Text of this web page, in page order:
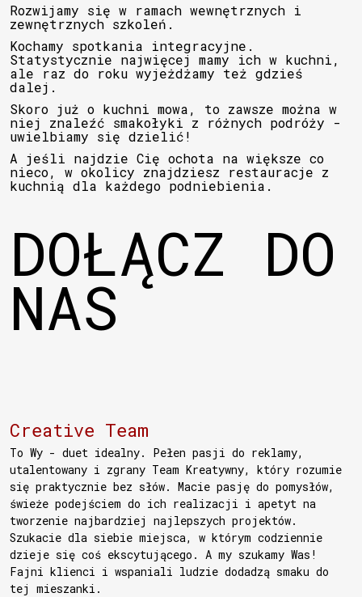
Rozwijamy się w ramach wewnętrznych i
zewnętrznych szkoleń.
Kochamy spotkania integracyjne.
Statystycznie najwięcej mamy ich w kuchni,
ale raz do roku wyjeżdżamy też gdzieś
dalej.
Skoro już o kuchni mowa, to zawsze można w
niej znaleźć smakołyki z różnych podróży -
uwielbiamy się dzielić!
A jeśli najdzie Cię ochota na większe co
nieco, w okolicy znajdziesz restauracje z
kuchnią dla każdego podniebienia.
DOŁĄCZ DO
NAS
Creative Team
To Wy - duet idealny. Pełen pasji do reklamy,
utalentowany i zgrany Team Kreatywny, który rozumie
się praktycznie bez słów. Macie pasję do pomysłów,
świeże podejściem do ich realizacji i apetyt na
tworzenie najbardziej najlepszych projektów.
Szukacie dla siebie miejsca, w którym codziennie
dzieje się coś ekscytującego. A my szukamy Was!
Fajni klienci i wspaniali ludzie dodadzą smaku do
tej mieszanki.